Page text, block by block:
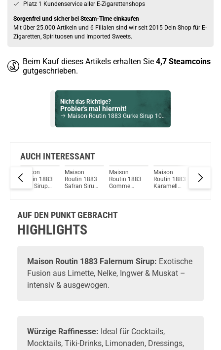
Platz 1 Kundenservice aller E-Zigarettenshops
Sorgenfrei und sicher bei Steam-Time einkaufen
Mit über 25.000 Artikeln und 6 Filialen sind wir seit 2015 Dein Shop für E-
Zigaretten, Spirituosen und Imported Sweets.
Beim Kauf dieses Artikels erhalten Sie 4,7 Steamcoins
gutgeschrieben.
Nicht das Richtige?
Probier's mal hiermit!
Maison Routin 1883 Gurke Sirup 1000ml
Rum Malecon 12 Jahre Reserva Superior Rum 40% Vol. 700ml
Du willst Kröten sparen?
Schau mal hier!
Vaptio Pado Pod System Kit Blau
AUCH INTERESSANT
Maison
Routin 1883
Umé Sirup
Maison
Routin 1883
Safran Sirup
Maison
Routin 1883
Gomme
Maison
Routin 1883
Karamell
Maison
Routin
AUF DEN PUNKT GEBRACHT
HIGHLIGHTS
Maison Routin 1883 Falernum Sirup: Exotische
Fusion aus Limette, Nelke, Ingwer & Muskat –
intensiv & ausgewogen.
Würzige Raffinesse: Ideal für Cocktails,
Mocktails, Tiki-Drinks, Limonaden, Dressings,